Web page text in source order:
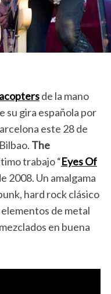
de la mano
su gira española por
este 28 de
The
trabajo “Eyes Of
2008. Un amalgama
hard rock clásico
de metal
en buena